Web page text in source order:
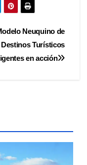
Neuquino de
Destinos Turísticos
en acción